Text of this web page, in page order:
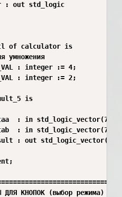
: out std_logic
of calculator is
умножения
: integer := 4;
: integer := 2;
is
: in std_logic_vector(7
: in std_logic_vector(7
: out std_logic_vector(15
ДЛЯ КНОПОК (выбор режима)